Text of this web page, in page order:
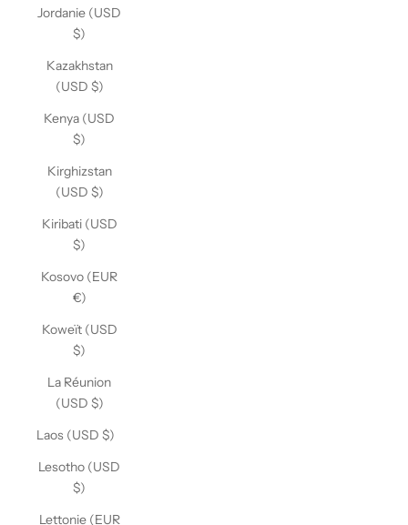
Jordanie (USD
$)
Kazakhstan
(USD $)
Kenya (USD
$)
Kirghizstan
(USD $)
Kiribati (USD
$)
Kosovo (EUR
€)
Koweït (USD
$)
La Réunion
(USD $)
Laos (USD $)
Lesotho (USD
$)
Lettonie (EUR